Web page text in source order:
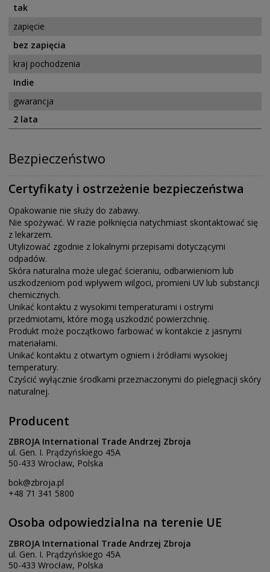
tak
zapięcie
bez zapięcia
kraj pochodzenia
Indie
gwarancja
2 lata
Bezpieczeństwo
Certyfikaty i ostrzeżenie bezpieczeństwa
Opakowanie nie służy do zabawy.
Nie spożywać. W razie połknięcia natychmiast skontaktować się
z lekarzem.
Utylizować zgodnie z lokalnymi przepisami dotyczącymi
odpadów.
Skóra naturalna może ulegać ścieraniu, odbarwieniom lub
uszkodzeniom pod wpływem wilgoci, promieni UV lub substancji
chemicznych.
Unikać kontaktu z wysokimi temperaturami i ostrymi
przedmiotami, które mogą uszkodzić powierzchnię.
Produkt może początkowo farbować w kontakcie z jasnymi
materiałami.
Unikać kontaktu z otwartym ogniem i źródłami wysokiej
temperatury.
Czyścić wyłącznie środkami przeznaczonymi do pielęgnacji skóry
naturalnej.
Producent
ZBROJA International Trade Andrzej Zbroja
ul. Gen. I. Prądzyńskiego 45A
50-433 Wrocław, Polska
bok@zbroja.pl
+48 71 341 5800
Osoba odpowiedzialna na terenie UE
ZBROJA International Trade Andrzej Zbroja
ul. Gen. I. Prądzyńskiego 45A
50-433 Wrocław, Polska